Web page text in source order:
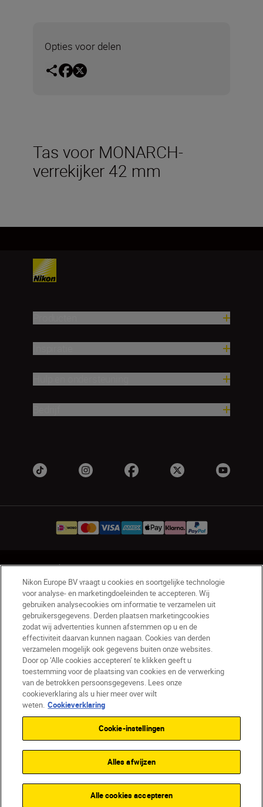
Opties voor delen
Tas voor MONARCH-
verrekijker 42 mm
NL Nikon Sites
Contact opnemen
Privacyverklaring
Gebruiksvoorwaarden
Nikon Store - Algemene voorwaarden
Cookieverklaring
Toegankelijkheid
Cookie-instellingen
© 2026 Nikon
Nikon Europe BV vraagt u cookies en soortgelijke technologie
voor analyse- en marketingdoeleinden te accepteren. Wij
gebruiken analysecookies om informatie te verzamelen uit
gebruikersgegevens. Derden plaatsen marketingcookies
zodat wij advertenties kunnen afstemmen op u en de
effectiviteit daarvan kunnen nagaan. Cookies van derden
verzamelen mogelijk ook gegevens buiten onze websites.
Door op ‘Alle cookies accepteren’ te klikken geeft u
toestemming voor de plaatsing van cookies en de verwerking
van de betrokken persoonsgegevens. Lees onze
cookieverklaring als u hier meer over wilt
weten. Cookieverklaring
Cookie-instellingen
Alles afwijzen
Alle cookies accepteren